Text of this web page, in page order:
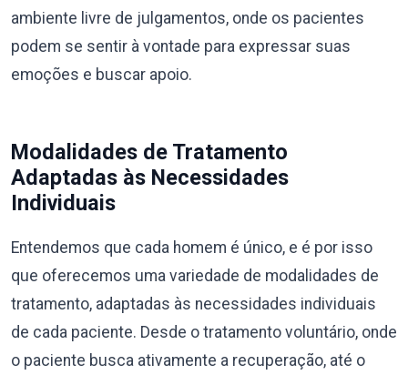
ambiente livre de julgamentos, onde os pacientes
podem se sentir à vontade para expressar suas
emoções e buscar apoio.
Modalidades de Tratamento
Adaptadas às Necessidades
Individuais
Entendemos que cada homem é único, e é por isso
que oferecemos uma variedade de modalidades de
tratamento, adaptadas às necessidades individuais
de cada paciente. Desde o tratamento voluntário, onde
o paciente busca ativamente a recuperação, até o